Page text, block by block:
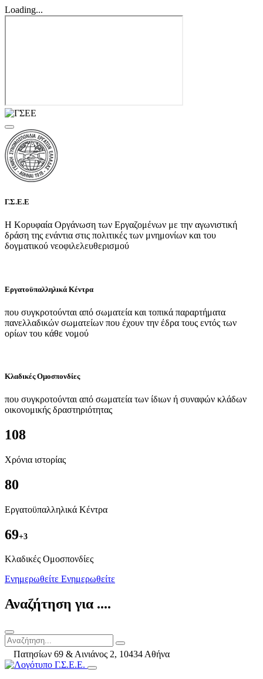
Loading...
Γ.Σ.Ε.Ε
Η Κορυφαία Οργάνωση των Εργαζομένων με την αγωνιστική
δράση της ενάντια στις πολιτικές των μνημονίων και του
δογματικού νεοφιλελευθερισμού
Εργατοϋπαλληλικά Κέντρα
που συγκροτούνται από σωματεία και τοπικά παραρτήματα
πανελλαδικών σωματείων που έχουν την έδρα τους εντός των
ορίων του κάθε νομού
Κλαδικές Ομοσπονδίες
που συγκροτούνται από σωματεία των ίδιων ή συναφών κλάδων
οικονομικής δραστηριότητας
108
Χρόνια ιστορίας
80
Εργατοϋπαλληλικά Κέντρα
69+3
Kλαδικές Ομοσπονδίες
Ενημερωθείτε Ενημερωθείτε
Αναζήτηση για ....
Πατησίων 69 & Αινιάνος 2, 10434 Αθήνα